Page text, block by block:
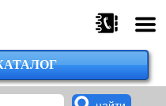
375